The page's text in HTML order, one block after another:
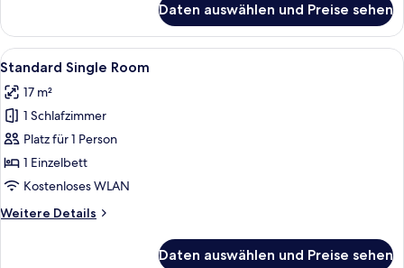
Double
with
Extra
Daten auswählen und Preise sehen
Alle
Fotos
für
Standard
Single
Room
anzeigen
Ein Hotelzimmer mit Bett,
5
Standard Single Room
17 m²
1 Schlafzimmer
Platz für 1 Person
1 Einzelbett
Kostenloses WLAN
Weitere Details
Weitere
Daten auswählen und Preise sehen